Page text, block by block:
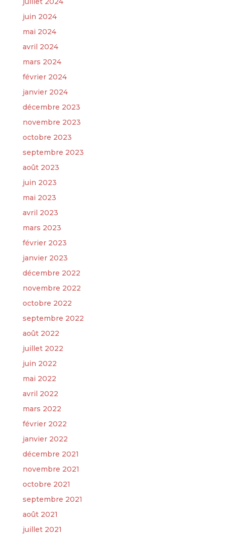
juin 2024
mai 2024
avril 2024
mars 2024
février 2024
janvier 2024
décembre 2023
novembre 2023
octobre 2023
septembre 2023
août 2023
juin 2023
mai 2023
avril 2023
mars 2023
février 2023
janvier 2023
décembre 2022
novembre 2022
octobre 2022
septembre 2022
août 2022
juillet 2022
juin 2022
mai 2022
avril 2022
mars 2022
février 2022
janvier 2022
décembre 2021
novembre 2021
octobre 2021
septembre 2021
août 2021
juillet 2021